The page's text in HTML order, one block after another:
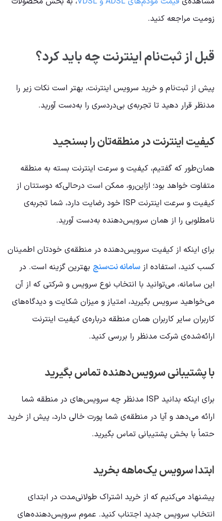
زومیت مراجعه کنید.
قبل از ثبت‌نام اینترنت چه باید کرد؟
پیش‌ از ثبت‌نام و خرید سرویس اینترنت، بهتر است نکات زیر را
مدنظر قرار دهید تا تجربه‌ی بی‌دردسری را به‌دست آورید.
کیفیت اینترنت در منطقه‌تان را بسنجید
همان‌طور‌ که گفتیم، کیفیت و سرعت اینترنت بسته‌ به منطقه
متفاوت خواهد بود؛ از‌این‌رو، ممکن است درحالی‌که دوستتان از
کیفیت و سرعت اینترنت ISP خود رضایت دارد، شما تجربه‌ی
نامطلوبی را از همان سرویس‌دهنده به‌دست آورید.
برای اینکه از کیفیت سرویس‌دهنده در منطقه‌ی خودتان اطمینان
کسب کنید، استفاده از سامانه نت‌سنج بهترین گزینه است. در
این سامانه، می‌توانید با انتخاب نوع سرویس و شرکتی که از آن
می‌خواهید سرویس بگیرید، امتیاز و میزان شکایت و دیدگاه‌های
کاربران سایر کاربران همان منطقه درباره‌ی کیفیت اینترنت
ارائه‌شده‌ی شرکت مدنظر را بررسی کنید.
با پشتیبانی سرویس‌دهنده تماس بگیرید
برای اینکه بدانید ISP مدنظر چه سرویس‌های در منطقه شما
ارائه می‌دهد و آیا در منطقه‌ی شما پورت خالی دارد، پیش‌ از خرید
حتماً با بخش پشتیبانی تماس بگیرید.
ابتدا سرویس یک‌ماهه بخرید
پیشنهاد می‌کنیم که از خرید اشتراک طولانی‌مدت در ابتدای
انتخاب سرویس جدید اجتناب کنید. عموم سرویس‌دهنده‌های